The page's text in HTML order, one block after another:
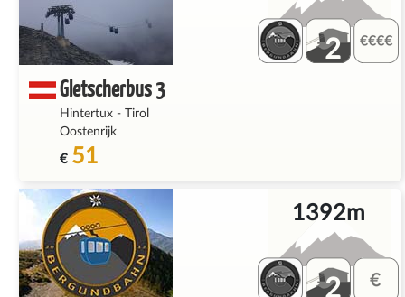
Gletscherbus 3
Hintertux-
Tirol
Oostenrijk
€ 51
2
1392m
2